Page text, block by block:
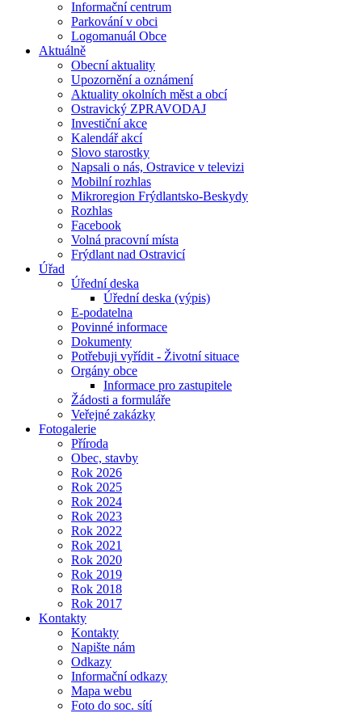
Informační centrum
Parkování v obci
Logomanuál Obce
Aktuálně
Obecní aktuality
Upozornění a oznámení
Aktuality okolních měst a obcí
Ostravický ZPRAVODAJ
Investiční akce
Kalendář akcí
Slovo starostky
Napsali o nás, Ostravice v televizi
Mobilní rozhlas
Mikroregion Frýdlantsko-Beskydy
Rozhlas
Facebook
Volná pracovní místa
Frýdlant nad Ostravicí
Úřad
Úřední deska
Úřední deska (výpis)
E-podatelna
Povinné informace
Dokumenty
Potřebuji vyřídit - Životní situace
Orgány obce
Informace pro zastupitele
Žádosti a formuláře
Veřejné zakázky
Fotogalerie
Příroda
Obec, stavby
Rok 2026
Rok 2025
Rok 2024
Rok 2023
Rok 2022
Rok 2021
Rok 2020
Rok 2019
Rok 2018
Rok 2017
Kontakty
Kontakty
Napište nám
Odkazy
Informační odkazy
Mapa webu
Foto do soc. sítí